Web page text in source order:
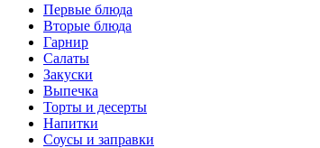
Первые блюда
Вторые блюда
Гарнир
Салаты
Закуски
Выпечка
Торты и десерты
Напитки
Соусы и заправки